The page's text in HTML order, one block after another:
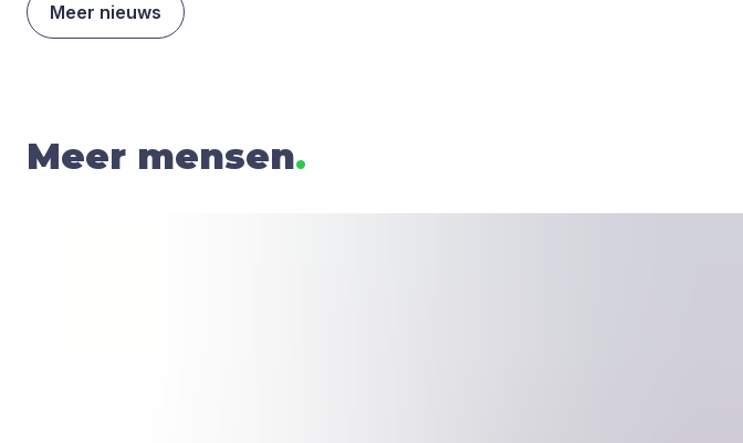
Meer nieuws
Meer mensen.